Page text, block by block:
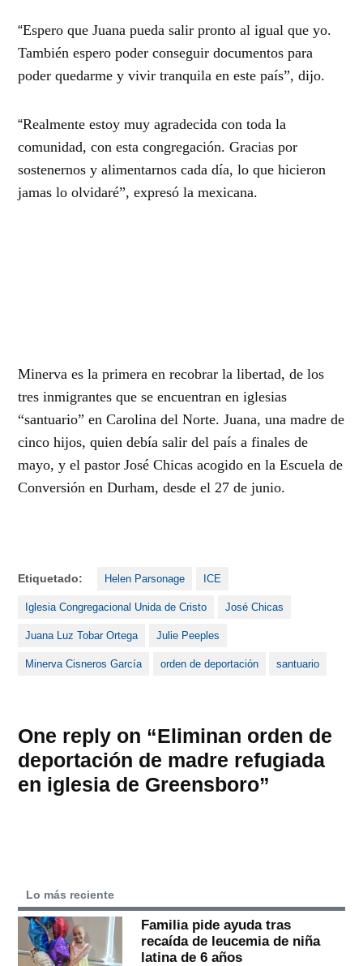
“Espero que Juana pueda salir pronto al igual que yo.
También espero poder conseguir documentos para
poder quedarme y vivir tranquila en este país”, dijo.
“Realmente estoy muy agradecida con toda la
comunidad, con esta congregación. Gracias por
sostenernos y alimentarnos cada día, lo que hicieron
jamas lo olvidaré”, expresó la mexicana.
Minerva es la primera en recobrar la libertad, de los
tres inmigrantes que se encuentran en iglesias
“santuario” en Carolina del Norte. Juana, una madre de
cinco hijos, quien debía salir del país a finales de
mayo, y el pastor José Chicas acogido en la Escuela de
Conversión en Durham, desde el 27 de junio.
Etiquetado: Helen Parsonage ICE
Iglesia Congregacional Unida de Cristo José Chicas
Juana Luz Tobar Ortega Julie Peeples
Minerva Cisneros García orden de deportación santuario
One reply on “Eliminan orden de
deportación de madre refugiada
en iglesia de Greensboro”
Lo más reciente
Familia pide ayuda tras
recaída de leucemia de niña
latina de 6 años